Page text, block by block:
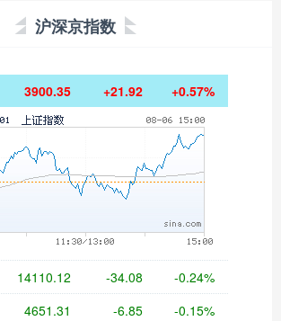
沪深京指数
3900.35 +21.92 +0.57%
14110.12 -34.08 -0.24%
4651.31 -6.85 -0.15%